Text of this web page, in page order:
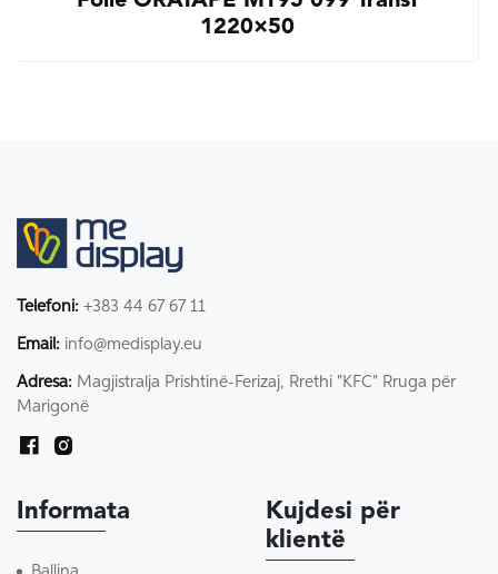
1220×50
Telefoni: +383 44 67 67 11
Email: info@medisplay.eu
Adresa: Magjistralja Prishtinë-Ferizaj, Rrethi "KFC" Rruga për
Marigonë
Informata
Kujdesi për
klientë